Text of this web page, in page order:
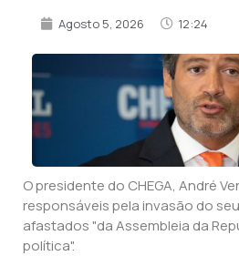
Agosto 5, 2026 12:24
O presidente do CHEGA, André
responsáveis pela invasão do
afastados "da Assembleia da
política".